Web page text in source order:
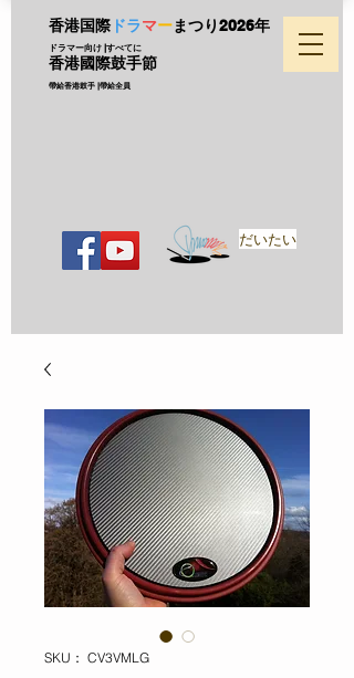
香港国際 ドラマーまつり2026年
ドラマー向け |すべてに
香港國際鼓手節
帶給香港鼓手 |帶給全員
だいたい
SKU： CV3VMLG